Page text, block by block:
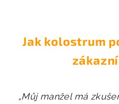
Jak kolostrum
„Můj manžel má